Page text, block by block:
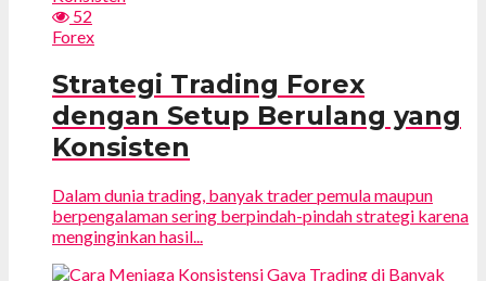
52
Forex
Strategi Trading Forex
dengan Setup Berulang yang
Konsisten
Dalam dunia trading, banyak trader pemula maupun
berpengalaman sering berpindah-pindah strategi karena
menginginkan hasil...